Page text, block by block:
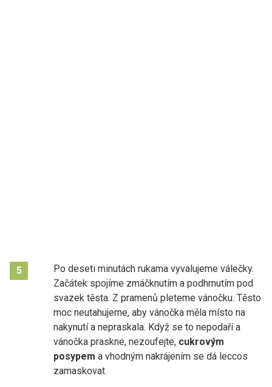
5
Po deseti minutách rukama vyvalujeme válečky.
Začátek spojíme zmáčknutím a podhrnutím pod
svazek těsta. Z pramenů pleteme vánočku. Těsto
moc neutahujeme, aby vánočka měla místo na
nakynutí a nepraskala. Když se to nepodaří a
vánočka praskne, nezoufejte, cukrovým
posypem a vhodným nakrájením se dá leccos
zamaskovat.